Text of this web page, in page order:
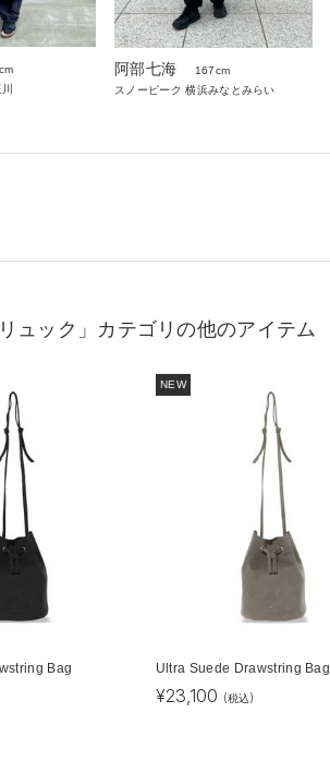
阿部七海
167cm
スノーピーク 横浜みなとみらい
ュック」カテゴリの他のアイテム
Bag
NEW
Ultra Suede Drawstring Bag
¥23,100 (税込)